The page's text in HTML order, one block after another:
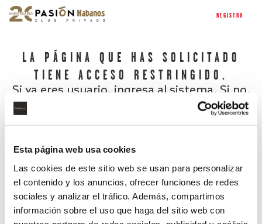
Esta página web usa cookies
Las cookies de este sitio web se usan para personalizar
el contenido y los anuncios, ofrecer funciones de redes
sociales y analizar el tráfico. Además, compartimos
información sobre el uso que haga del sitio web con
REGISTRO
LA PÁGINA QUE HAS SOLICITADO
TIENE ACCESO RESTRINGIDO.
Si ya eres usuario, ingresa al sistema. Si no,